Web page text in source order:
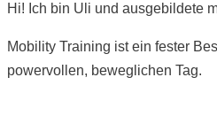
Hi! Ich bin Uli und ausgebildete
Mobility Training ist ein fester
powervollen, beweglichen Tag.